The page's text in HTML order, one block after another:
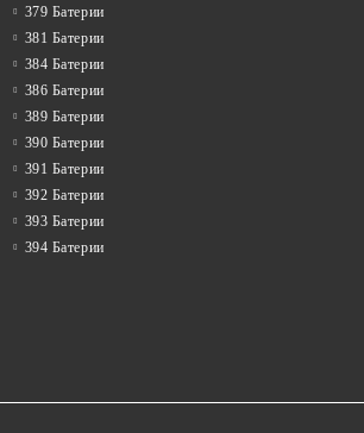
379 Батерии
381 Батерии
384 Батерии
386 Батерии
389 Батерии
390 Батерии
391 Батерии
392 Батерии
393 Батерии
394 Батерии